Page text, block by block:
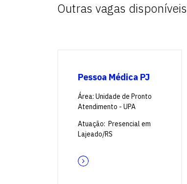
Outras vagas disponíveis
Pessoa Médica PJ
Área: Unidade de Pronto
Atendimento - UPA
Atuação: Presencial em
Lajeado/RS